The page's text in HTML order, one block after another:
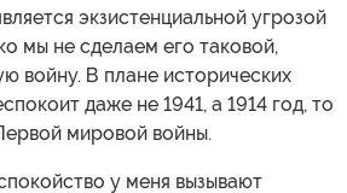
экзистенциальной угрозой
мы не сделаем его таковой,
войну. В плане исторических
даже не 1941, а 1914 год, то
мировой войны.
у меня вызывают